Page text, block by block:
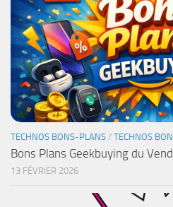
TECHNOS BONS-PLANS / TECHNOS
Bons Plans Geekbuying du
13 FÉVRIER 2026